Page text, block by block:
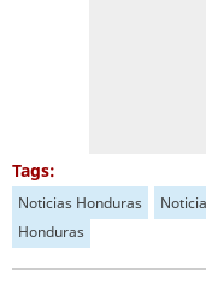
Tags:
Noticias Honduras
Honduras